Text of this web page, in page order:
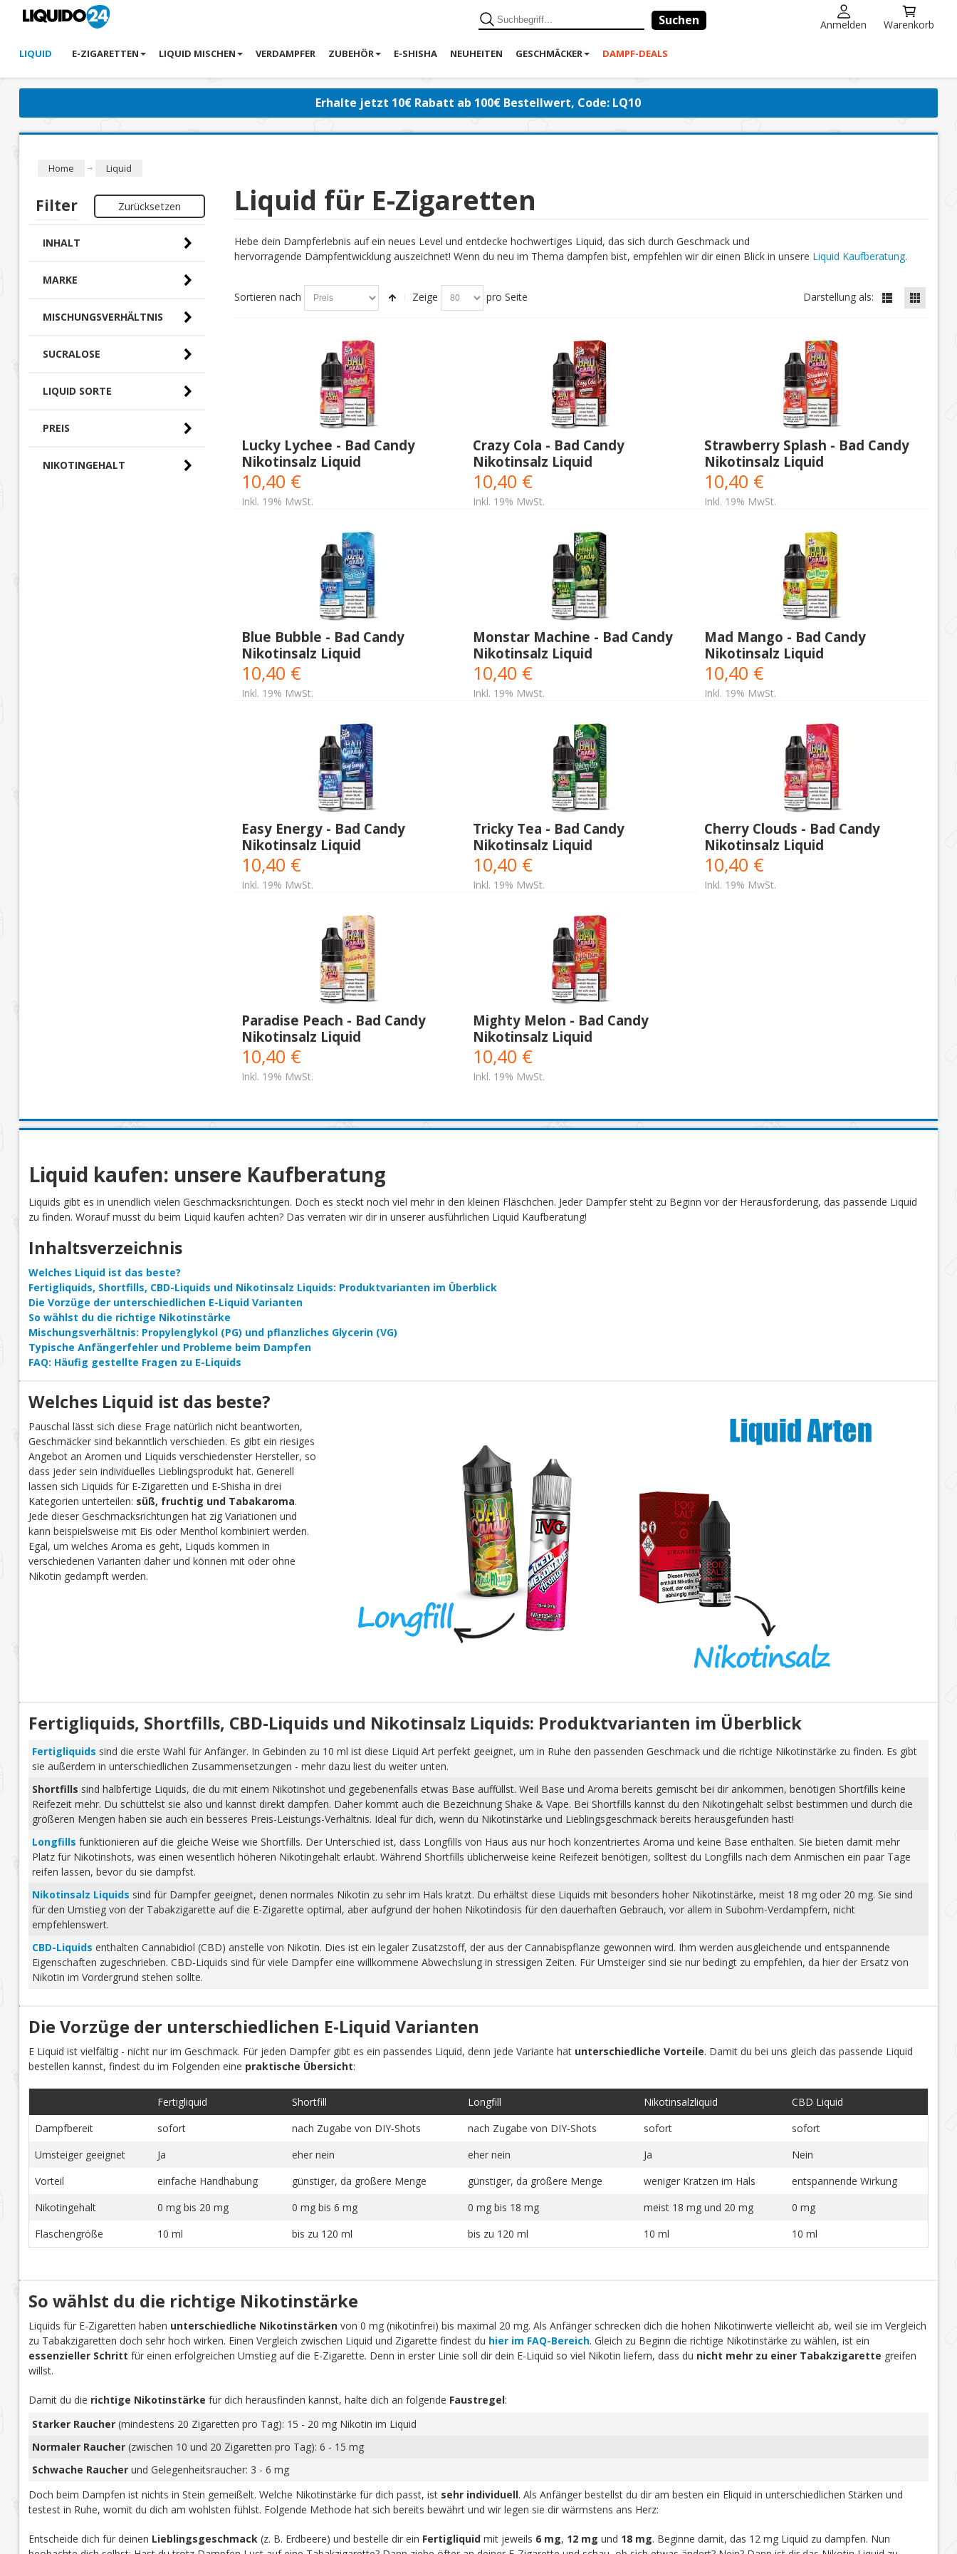
Suchen Anmelden Warenkorb
LIQUID E-ZIGARETTEN LIQUID MISCHEN VERDAMPFER ZUBEHÖR E-SHISHA NEUHEITEN GESCHMÄCKER DAMPF-DEALS
Erhalte jetzt 10€ Rabatt ab 100€ Bestellwert, Code: LQ10
Home Liquid
Liquid für E-Zigaretten
Hebe dein Dampferlebnis auf ein neues Level und entdecke hochwertiges Liquid, das sich durch Geschmack und
hervorragende Dampfentwicklung auszeichnet! Wenn du neu im Thema dampfen bist, empfehlen wir dir einen Blick in unsere Liquid Kaufberatung.
Sortieren nach Zeige pro Seite Darstellung als:
Lucky Lychee - Bad Candy
Nikotinsalz Liquid
10,40 €
Inkl. 19% MwSt.
Crazy Cola - Bad Candy
Nikotinsalz Liquid
10,40 €
Inkl. 19% MwSt.
Strawberry Splash - Bad Candy
Nikotinsalz Liquid
10,40 €
Inkl. 19% MwSt.
Blue Bubble - Bad Candy
Nikotinsalz Liquid
10,40 €
Inkl. 19% MwSt.
Monstar Machine - Bad Candy
Nikotinsalz Liquid
10,40 €
Inkl. 19% MwSt.
Mad Mango - Bad Candy
Nikotinsalz Liquid
10,40 €
Inkl. 19% MwSt.
Easy Energy - Bad Candy
Nikotinsalz Liquid
10,40 €
Inkl. 19% MwSt.
Tricky Tea - Bad Candy
Nikotinsalz Liquid
10,40 €
Inkl. 19% MwSt.
Cherry Clouds - Bad Candy
Nikotinsalz Liquid
10,40 €
Inkl. 19% MwSt.
Paradise Peach - Bad Candy
Nikotinsalz Liquid
10,40 €
Inkl. 19% MwSt.
Mighty Melon - Bad Candy
Nikotinsalz Liquid
10,40 €
Inkl. 19% MwSt.
Filter Zurücksetzen
INHALT
MARKE
MISCHUNGSVERHÄLTNIS
SUCRALOSE
LIQUID SORTE
PREIS
0,00 € - 10,00 € (0)
NIKOTINGEHALT
Liquid kaufen: unsere Kaufberatung
Liquids gibt es in unendlich vielen Geschmacksrichtungen. Doch es steckt noch viel mehr in den kleinen Fläschchen. Jeder Dampfer steht zu Beginn vor der Herausforderung, das passende Liquid
zu finden. Worauf musst du beim Liquid kaufen achten? Das verraten wir dir in unserer ausführlichen Liquid Kaufberatung!
Inhaltsverzeichnis
Welches Liquid ist das beste?
Fertigliquids, Shortfills, CBD-Liquids und Nikotinsalz Liquids: Produktvarianten im Überblick
Die Vorzüge der unterschiedlichen E-Liquid Varianten
So wählst du die richtige Nikotinstärke
Mischungsverhältnis: Propylenglykol (PG) und pflanzliches Glycerin (VG)
Typische Anfängerfehler und Probleme beim Dampfen
FAQ: Häufig gestellte Fragen zu E-Liquids
Welches Liquid ist das beste?
Pauschal lässt sich diese Frage natürlich nicht beantworten,
Geschmäcker sind bekanntlich verschieden. Es gibt ein riesiges
Angebot an Aromen und Liquids verschiedenster Hersteller, so
dass jeder sein individuelles Lieblingsprodukt hat. Generell
lassen sich Liquids für E-Zigaretten und E-Shisha in drei
Kategorien unterteilen: süß, fruchtig und Tabakaroma.
Jede dieser Geschmacksrichtungen hat zig Variationen und
kann beispielsweise mit Eis oder Menthol kombiniert werden.
Egal, um welches Aroma es geht, Liquds kommen in
verschiedenen Varianten daher und können mit oder ohne
Nikotin gedampft werden.
Fertigliquids, Shortfills, CBD-Liquids und Nikotinsalz Liquids: Produktvarianten im Überblick
Fertigliquids sind die erste Wahl für Anfänger. In Gebinden zu 10 ml ist diese Liquid Art perfekt geeignet, um in Ruhe den passenden Geschmack und die richtige Nikotinstärke zu finden. Es gibt
sie außerdem in unterschiedlichen Zusammensetzungen - mehr dazu liest du weiter unten.
Shortfills sind halbfertige Liquids, die du mit einem Nikotinshot und gegebenenfalls etwas Base auffüllst. Weil Base und Aroma bereits gemischt bei dir ankommen, benötigen Shortfills keine
Reifezeit mehr. Du schüttelst sie also und kannst direkt dampfen. Daher kommt auch die Bezeichnung Shake & Vape. Bei Shortfills kannst du den Nikotingehalt selbst bestimmen und durch die
größeren Mengen haben sie auch ein besseres Preis-Leistungs-Verhältnis. Ideal für dich, wenn du Nikotinstärke und Lieblingsgeschmack bereits herausgefunden hast!
Longfills funktionieren auf die gleiche Weise wie Shortfills. Der Unterschied ist, dass Longfills von Haus aus nur hoch konzentriertes Aroma und keine Base enthalten. Sie bieten damit mehr
Platz für Nikotinshots, was einen wesentlich höheren Nikotingehalt erlaubt. Während Shortfills üblicherweise keine Reifezeit benötigen, solltest du Longfills nach dem Anmischen ein paar Tage
reifen lassen, bevor du sie dampfst.
Nikotinsalz Liquids sind für Dampfer geeignet, denen normales Nikotin zu sehr im Hals kratzt. Du erhältst diese Liquids mit besonders hoher Nikotinstärke, meist 18 mg oder 20 mg. Sie sind
für den Umstieg von der Tabakzigarette auf die E-Zigarette optimal, aber aufgrund der hohen Nikotindosis für den dauerhaften Gebrauch, vor allem in Subohm-Verdampfern, nicht
empfehlenswert.
CBD-Liquids enthalten Cannabidiol (CBD) anstelle von Nikotin. Dies ist ein legaler Zusatzstoff, der aus der Cannabispflanze gewonnen wird. Ihm werden ausgleichende und entspannende
Eigenschaften zugeschrieben. CBD-Liquids sind für viele Dampfer eine willkommene Abwechslung in stressigen Zeiten. Für Umsteiger sind sie nur bedingt zu empfehlen, da hier der Ersatz von
Nikotin im Vordergrund stehen sollte.
Die Vorzüge der unterschiedlichen E-Liquid Varianten
E Liquid ist vielfältig - nicht nur im Geschmack. Für jeden Dampfer gibt es ein passendes Liquid, denn jede Variante hat unterschiedliche Vorteile. Damit du bei uns gleich das passende Liquid
bestellen kannst, findest du im Folgenden eine praktische Übersicht:
Fertigliquid Shortfill Longfill Nikotinsalzliquid
CBD Liquid
Dampfbereit
sofort nach Zugabe von DIY-Shots nach Zugabe von DIY-Shots sofort
sofort
Umsteiger geeignet
Ja eher nein eher nein Ja
Nein
Vorteil
einfache Handhabung günstiger, da größere Menge günstiger, da größere Menge weniger Kratzen im Hals
entspannende Wirkung
Nikotingehalt
0 mg bis 20 mg 0 mg bis 6 mg 0 mg bis 18 mg meist 18 mg und 20 mg
0 mg
Flaschengröße
10 ml bis zu 120 ml bis zu 120 ml 10 ml 10 ml
So wählst du die richtige Nikotinstärke
Liquids für E-Zigaretten haben unterschiedliche Nikotinstärkenvon 0 mg (nikotinfrei) bis maximal 20 mg. Als Anfänger schrecken dich die hohen Nikotinwerte vielleicht ab, weil sie im Vergleich
zu Tabakzigaretten doch sehr hoch wirken. Einen Vergleich zwischen Liquid und Zigarette findest du hier im FAQ-Bereich. Gleich zu Beginn die richtige Nikotinstärke zu wählen, ist ein
essenzieller Schritt für einen erfolgreichen Umstieg auf die E-Zigarette. Denn in erster Linie soll dir dein E-Liquid so viel Nikotin liefern, dass du nicht mehr zu einer Tabakzigarette greifen
willst.
Damit du die richtige Nikotinstärke für dich herausfinden kannst, halte dich an folgende Faustregel:
Starker Raucher(mindestens 20 Zigaretten pro Tag): 15 - 20 mg Nikotin im Liquid
Normaler Raucher(zwischen 10 und 20 Zigaretten pro Tag): 6 - 15 mg
Schwache Raucherund Gelegenheitsraucher: 3 - 6 mg
Doch beim Dampfen ist nichts in Stein gemeißelt. Welche Nikotinstärke für dich passt, ist sehr individuell. Als Anfänger bestellst du dir am besten ein Eliquid in unterschiedlichen Stärken und
testest in Ruhe, womit du dich am wohlsten fühlst. Folgende Methode hat sich bereits bewährt und wir legen sie dir wärmstens ans Herz:
Entscheide dich für deinen Lieblingsgeschmack(z. B. Erdbeere) und bestelle dir ein Fertigliquidmit jeweils 6 mg, 12 mg und 18 mg. Beginne damit, das 12 mg Liquid zu dampfen. Nun